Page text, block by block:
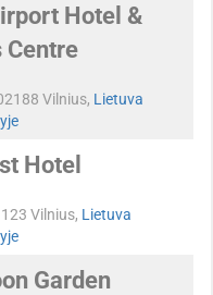
Hotel &
Centre
Vilnius, Lietuva
Hotel
Vilnius, Lietuva
Garden